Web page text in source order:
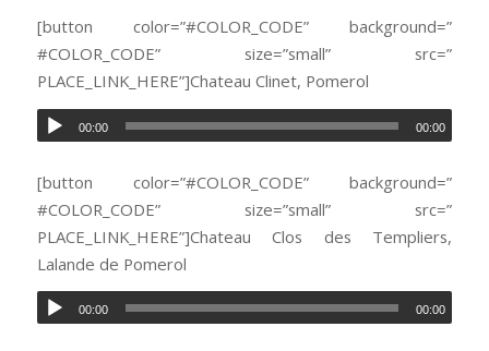
[button color=”#COLOR_CODE” background=”
#COLOR_CODE” size=”small” src=”
PLACE_LINK_HERE”]Chateau Clinet, Pomerol
00:00 00:00
[button color=”#COLOR_CODE” background=”
#COLOR_CODE” size=”small” src=”
PLACE_LINK_HERE”]Chateau Clos des Templiers,
Lalande de Pomerol
00:00 00:00